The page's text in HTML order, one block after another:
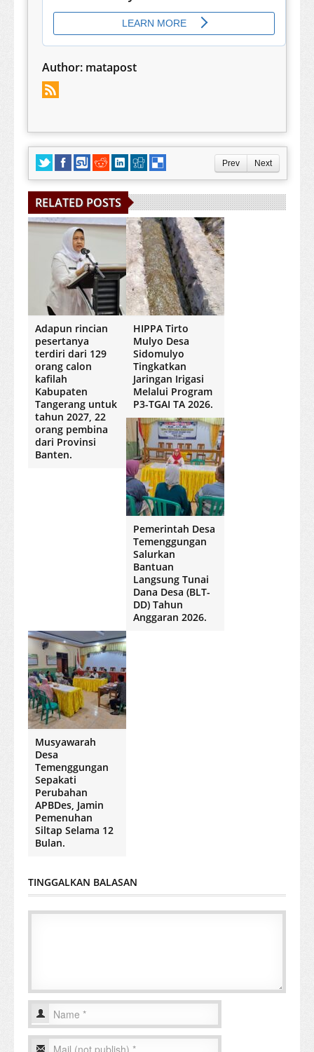
Author: matapost
Prev Next
RELATED POSTS
Adapun rincian
pesertanya
terdiri dari 129
orang calon
kafilah
Kabupaten
Tangerang untuk
tahun 2027, 22
orang pembina
dari Provinsi
Banten.
HIPPA Tirto
Mulyo Desa
Sidomulyo
Tingkatkan
Jaringan Irigasi
Melalui Program
P3-TGAI TA 2026.
Pemerintah Desa
Temenggungan
Salurkan
Bantuan
Langsung Tunai
Dana Desa (BLT-
DD) Tahun
Anggaran 2026.
Musyawarah
Desa
Temenggungan
Sepakati
Perubahan
APBDes, Jamin
Pemenuhan
Siltap Selama 12
Bulan.
TINGGALKAN BALASAN